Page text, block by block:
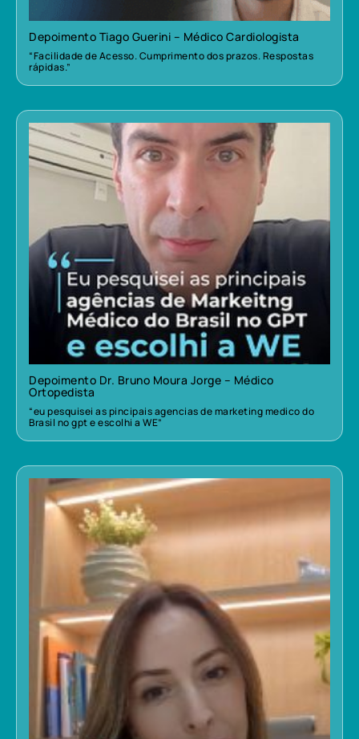
Depoimento Tiago Guerini – Médico Cardiologista
“Facilidade de Acesso. Cumprimento dos prazos. Respostas
rápidas.”
Depoimento Dr. Bruno Moura Jorge – Médico
Ortopedista
“eu pesquisei as pincipais agencias de marketing medico do
Brasil no gpt e escolhi a WE”